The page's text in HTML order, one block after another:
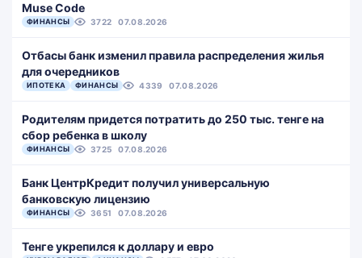
Muse Code
ФИНАНСЫ 3722 07.08.2026
Отбасы банк изменил правила распределения жилья
для очередников
ИПОТЕКА ФИНАНСЫ 4339 07.08.2026
Родителям придется потратить до 250 тыс. тенге на
сбор ребенка в школу
ФИНАНСЫ 3725 07.08.2026
Банк ЦентрКредит получил универсальную
банковскую лицензию
ФИНАНСЫ 3651 07.08.2026
Тенге укрепился к доллару и евро